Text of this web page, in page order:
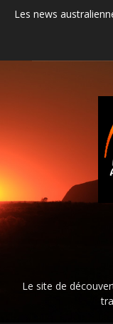
Les news
Le site de